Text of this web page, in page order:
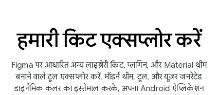
हमारी किट एक्सप्लोर करें
Figma पर आधारित अन्य लाइब्रेरी किट, प्लगिन, और Material थीम
बनाने वाले टूल एक्सप्लोर करें. मॉडर्न थीम, टूल, और यूज़र जनरेटेड
डाइनैमिक कलर का इस्तेमाल करके, अपना Android ऐप्लिकेशन